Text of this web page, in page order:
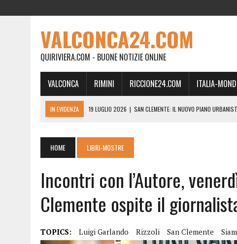
VALCONCA24.COM
QUIRIVIERA.COM - BUONE NOTIZIE ONLINE
VALCONCA RIMINI RICCIONE24.COM ITALIA-
IN EVIDENZA 19 LUGLIO 2026 | SAN CLEMENTE: IL NUOVO PIANO
19 FEBBRAIO 2026 | RIMINI, A IL GATTO SULL’ALBICOCCO ARRIVA ANDREA
28 GENNAIO 2026
DOVE LA CARNE DIVENTA MEMORIA: IL CORPO,
18 DICEMBRE 2025
SAN CLEMENTE, AL VILLA ULTIMO ATTO DELLA PRIMA
18 DICEMBRE 2025
| SAN CLEMENTE, SALA DEL CONSIGLIO INTITOLATA A
11 DICEMBRE 2025 | LA GUIDA FLOS OLEI INCORONA I “MAGNIFICI 7”
HOME LIBRI-MOSTRE
Incontri con l’Autore,
Clemente ospite il
TOPICS: Luigi Garlando Rizzoli San Clemente